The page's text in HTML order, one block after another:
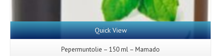
Quick View
Pepermuntolie – 150 ml – Mamado